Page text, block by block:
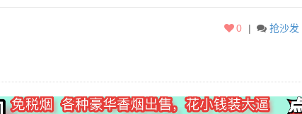
| 抢沙发
0